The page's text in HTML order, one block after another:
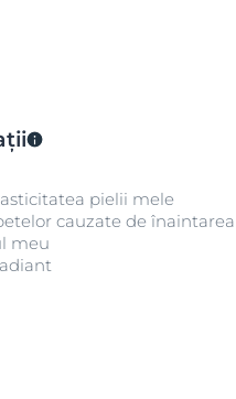
pielii mele
cauzate de
meu